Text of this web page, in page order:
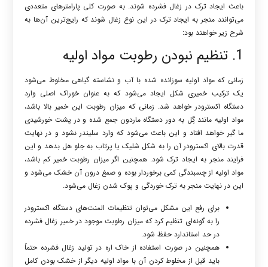
باعث ایجاد ترک در زغال فشرده شوند. به صورت کلی پارامترهای متعددی
می‌توانند منجر به ایجاد ترک در این نوع زغال شوند که رایج‌ترین آن‌ها به
شرح زیر خواهند بود:
1. تنظیم نبودن رطوبت مواد اولیه
زمانی که مواد اولیه سوزانده شده با آب و نشاسته گیاهی مخلوط می‌شود
یک ترکیب خمیری شکل ایجاد می‌شود که به عنوان خوراک اصلی وارد
دستگاه اکسترودر خواهد شد. زمانی که میزان رطوبت این خمیر بالا باشد،
مواد اولیه مانند گِل به دور دستگاه ماردون جمع شده و در پشت خورشیدی
ما گیر خواهد افتاد و این باعث می‌شود که وارد سلیندر نشود و در نهایت
قدرت بالای اکسترودر آن را به شکل شلیک یا پرتاب به جلو هل بدهد و این
فرایند منجر به ایجاد ترک شود. همچنین اگر میزان رطوبت خمیر کم باشد،
مواد اولیه از چسبندگی کمی برخوردار بوده و صمغ درون آن خشک می‌شود و
این در نهایت منجر به ترک خوردگی و پوک شدن زغال می‌شود.
برای رفع این مشکل می‌توان تنظیمات المنت‌های دستگاه اکسترودر
را به گونه‌ای تنظیم کرد که میزان رطوبت موجود در خمیر زغال فشرده
در حد استاندارد حفظ شود.
همچنین در صورت استفاده از خاک اره در تولید زغال فشرده حتماً
باید قبل از مخلوط کردن آن با مواد اولیه دیگر از خشک بودن کامل